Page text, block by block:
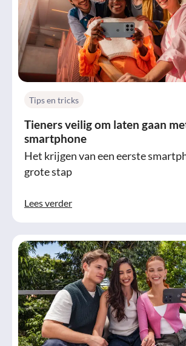
Tips en tricks
Tieners veilig om laten gaan
smartphone
Het krijgen van een eerste
grote stap
Lees verder